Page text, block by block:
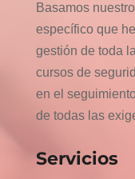
Basamos
específico que
gestión de toda
cursos de
en el
de todas las
Servicios